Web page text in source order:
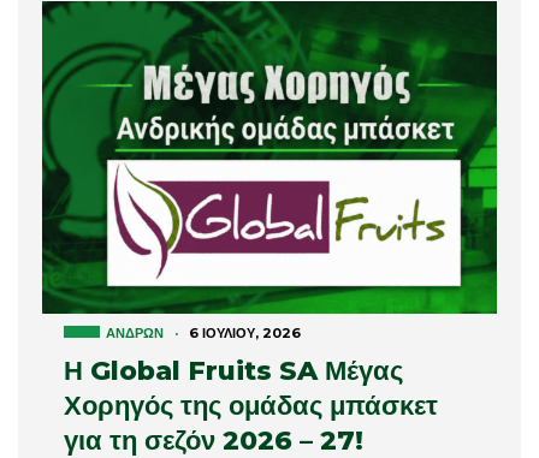
ΑΝΔΡΏΝ · 6 ΙΟΥΛΊΟΥ, 2026
Η Global Fruits SA Μέγας
Χορηγός της ομάδας μπάσκετ
για τη σεζόν 2026 – 27!